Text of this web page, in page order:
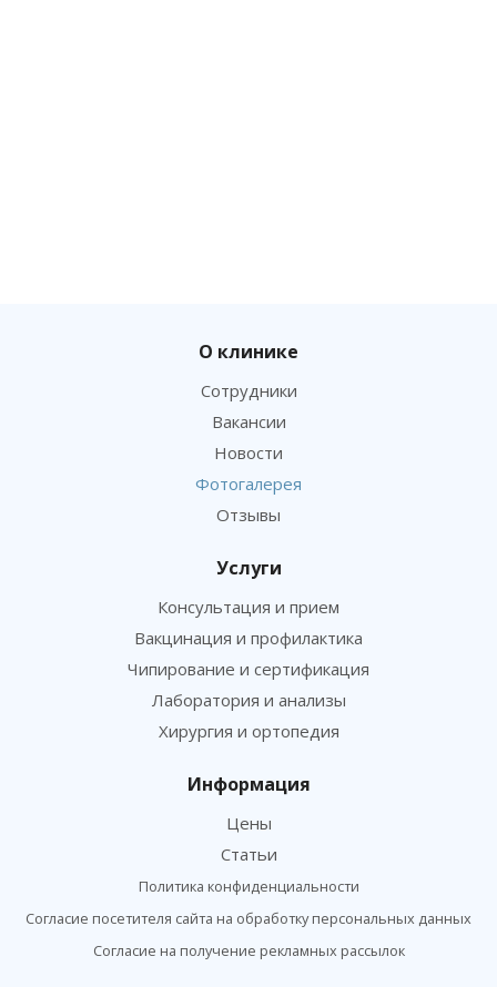
О клинике
Сотрудники
Вакансии
Новости
Фотогалерея
Отзывы
Услуги
Консультация и прием
Вакцинация и профилактика
Чипирование и сертификация
Лаборатория и анализы
Хирургия и ортопедия
Информация
Цены
Статьи
Политика конфиденциальности
Согласие посетителя сайта на обработку персональных данных
Согласие на получение рекламных рассылок